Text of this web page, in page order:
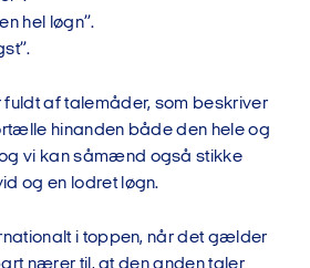
hel løgn”.
af talemåder, som beskriver
hinanden både den hele og
vi kan såmænd også stikke
og en lodret løgn.
i toppen, når det gælder